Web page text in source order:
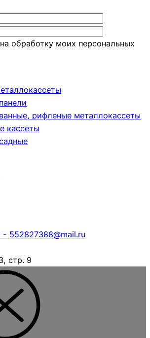
обработку моих персональных
рифленые металлокассеты
кассеты
- 552827388@mail.ru
стр. 9